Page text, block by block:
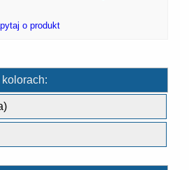
o produkt